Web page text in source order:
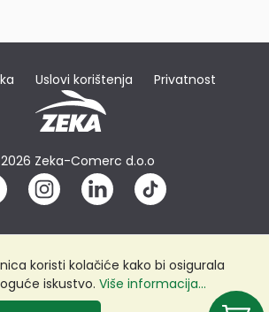
Uslovi korištenja Privatnost
Zeka-Comerc d.o.o
koristi kolačiće kako bi osigurala
iskustvo. Više informacija...